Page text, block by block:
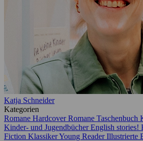
Katja Schneider
Kategorien
Romane HardcoverRomane Taschenbuch
Kinder- und JugendbücherEnglish stories!
Fiction KlassikerYoung ReaderIllustrierte